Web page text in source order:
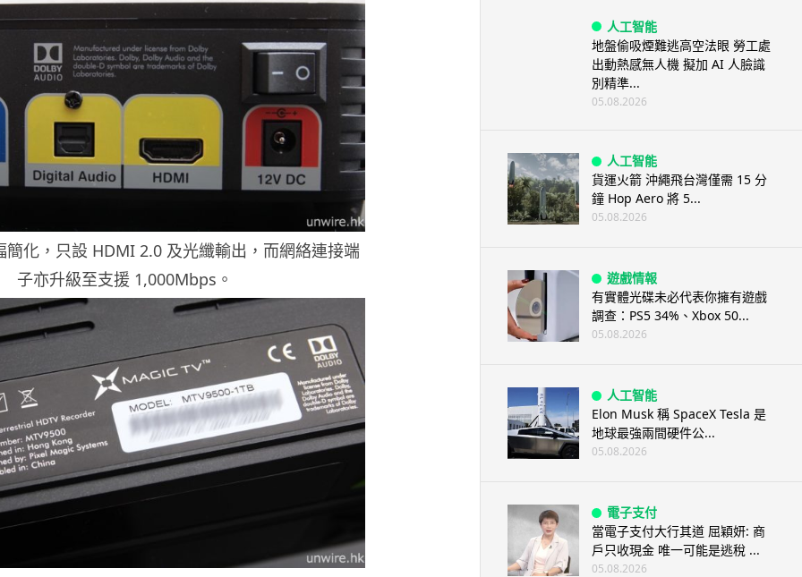
化，只設 HDMI 2.0 及光纖輸出，而網絡連接端
子亦升級至支援 1,000Mbps。
人工智能
地盤偷吸煙難逃高空法眼 勞工處
出動熱感無人機 擬加 AI 人臉識
別精準...
05.08.2026
人工智能
貨運火箭 沖繩飛台灣僅需 15 分
鐘 Hop Aero 將 5...
05.08.2026
遊戲情報
有實體光碟未必代表你擁有遊戲
調查：PS5 34%、Xbox 50...
05.08.2026
人工智能
Elon Musk 稱 SpaceX Tesla 是
地球最強兩間硬件公...
05.08.2026
電子支付
當電子支付大行其道 屈穎妍: 商
戶只收現金 唯一可能是逃稅 ...
05.08.2026